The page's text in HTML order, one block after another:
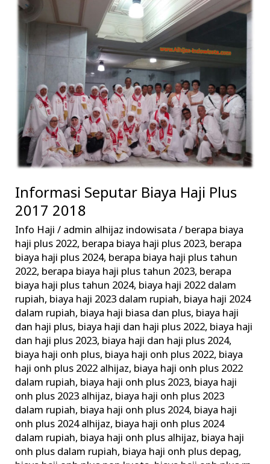
Informasi Seputar Biaya Haji Plus
2017 2018
Info Haji / admin alhijaz indowisata/ berapa biaya
haji plus 2022, berapa biaya haji plus 2023, berapa
biaya haji plus 2024, berapa biaya haji plus tahun
2022, berapa biaya haji plus tahun 2023, berapa
biaya haji plus tahun 2024, biaya haji 2022 dalam
rupiah, biaya haji 2023 dalam rupiah, biaya haji 2024
dalam rupiah, biaya haji biasa dan plus, biaya haji
dan haji plus, biaya haji dan haji plus 2022, biaya haji
dan haji plus 2023, biaya haji dan haji plus 2024,
biaya haji onh plus, biaya haji onh plus 2022, biaya
haji onh plus 2022 alhijaz, biaya haji onh plus 2022
dalam rupiah, biaya haji onh plus 2023, biaya haji
onh plus 2023 alhijaz, biaya haji onh plus 2023
dalam rupiah, biaya haji onh plus 2024, biaya haji
onh plus 2024 alhijaz, biaya haji onh plus 2024
dalam rupiah, biaya haji onh plus alhijaz, biaya haji
onh plus dalam rupiah, biaya haji onh plus depag,
Seputar
Haji
Plus
2018